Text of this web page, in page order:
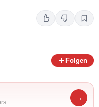
Folgen
→